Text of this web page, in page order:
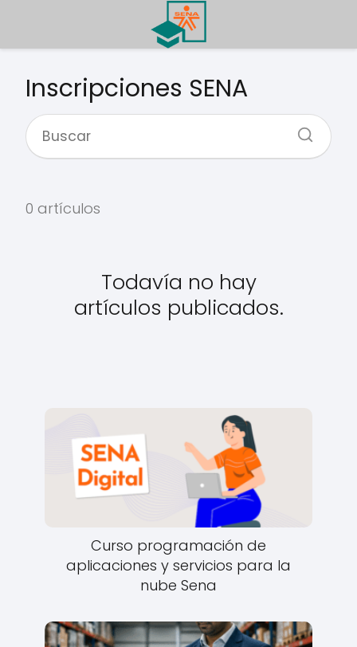
Inscripciones SENA
0 artículos
Todavía no hay
artículos publicados.
Curso programación de
aplicaciones y servicios para la
nube Sena